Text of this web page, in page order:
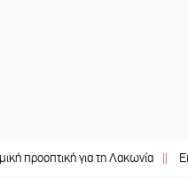
για τη Λακωνία || Εκδηλώσεις